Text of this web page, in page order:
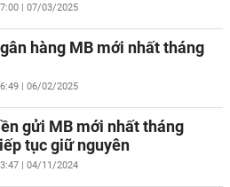
| 07/03/2025
hàng MB mới nhất tháng
| 06/02/2025
gửi MB mới nhất tháng
tục giữ nguyên
| 04/11/2024